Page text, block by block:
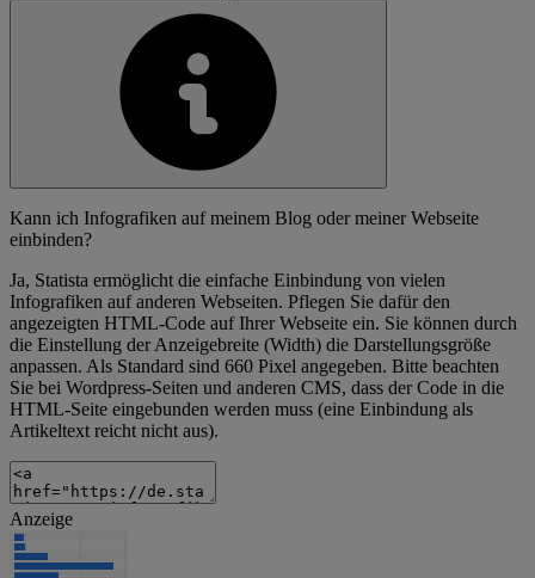
Kann ich Infografiken auf meinem Blog oder meiner Webseite
einbinden?
Ja, Statista ermöglicht die einfache Einbindung von vielen
Infografiken auf anderen Webseiten. Pflegen Sie dafür den
angezeigten HTML-Code auf Ihrer Webseite ein. Sie können durch
die Einstellung der Anzeigebreite (Width) die Darstellungsgröße
anpassen. Als Standard sind 660 Pixel angegeben. Bitte beachten
Sie bei Wordpress-Seiten und anderen CMS, dass der Code in die
HTML-Seite eingebunden werden muss (eine Einbindung als
Artikeltext reicht nicht aus).
Anzeige